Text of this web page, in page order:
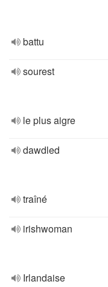
battu
sourest
le plus aigre
dawdled
traîné
irishwoman
Irlandaise